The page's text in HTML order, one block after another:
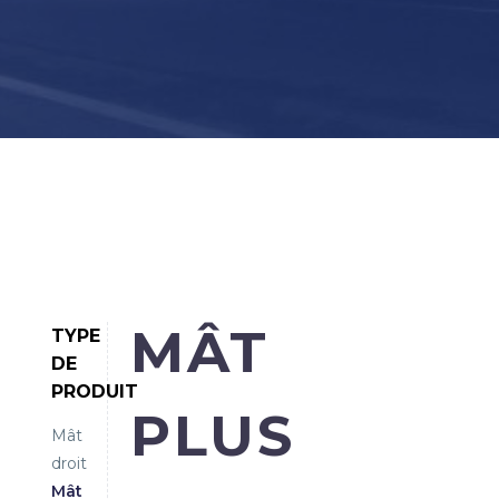
TYPE
DE
PRODUIT
Mât
droit
Mât
MÂT
PLUS